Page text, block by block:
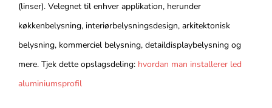
(linser). Velegnet til enhver applikation, herunder
køkkenbelysning, interiørbelysningsdesign, arkitektonisk
belysning, kommerciel belysning, detaildisplaybelysning og
mere. Tjek dette opslagsdeling: hvordan man installerer led
aluminiumsprofil